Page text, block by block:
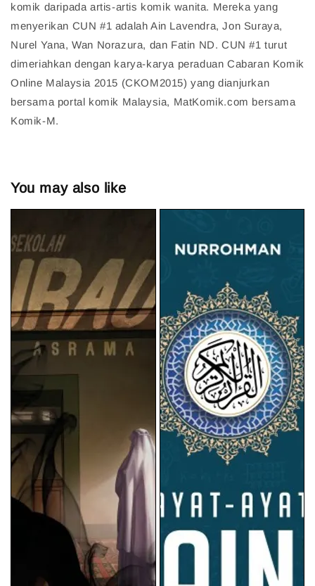
komik daripada artis-artis komik wanita. Mereka yang
menyerikan CUN #1 adalah Ain Lavendra, Jon Suraya,
Nurel Yana, Wan Norazura, dan Fatin ND. CUN #1 turut
dimeriahkan dengan karya-karya peraduan Cabaran Komik
Online Malaysia 2015 (CKOM2015) yang dianjurkan
bersama portal komik Malaysia, MatKomik.com bersama
Komik-M.
You may also like